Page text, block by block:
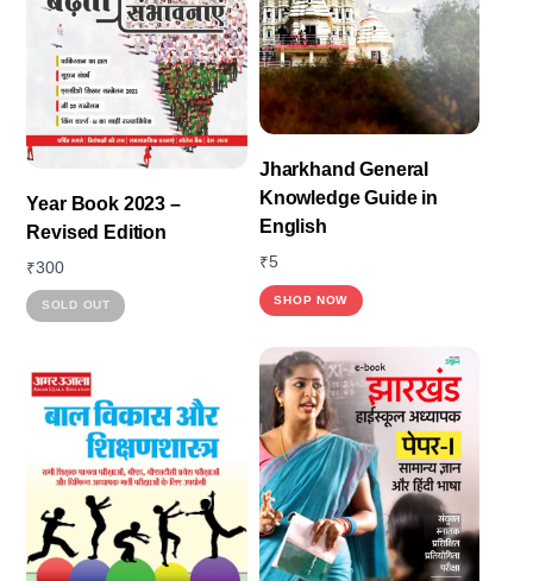
Year Book 2023 –
Revised Edition
₹300
SOLD OUT
multiple
variants.
The
options
may
be
Jharkhand General
Knowledge Guide in
English
₹5
SHOP NOW